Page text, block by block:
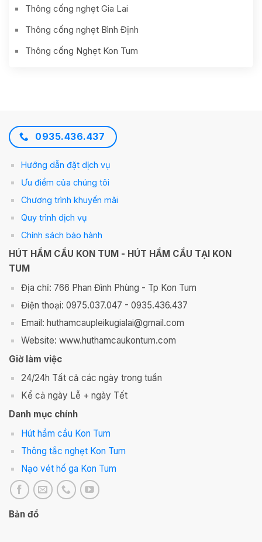
Thông cống nghẹt Gia Lai
Thông cống nghẹt Bình Định
Thông cống Nghẹt Kon Tum
0935.436.437
Hướng dẫn đặt dịch vụ
Ưu điểm của chúng tôi
Chương trình khuyến mãi
Quy trình dịch vụ
Chính sách bảo hành
HÚT HẦM CẦU KON TUM - HÚT HẦM CẦU TẠI KON
TUM
Địa chỉ: 766 Phan Đình Phùng - Tp Kon Tum
Điện thoại: 0975.037.047 - 0935.436.437
Email: huthamcaupleikugialai@gmail.com
Website: www.huthamcaukontum.com
Giờ làm việc
24/24h Tất cả các ngày trong tuần
Kể cả ngày Lễ + ngày Tết
Danh mục chính
Hút hầm cầu Kon Tum
Thông tắc nghẹt Kon Tum
Nạo vét hố ga Kon Tum
Bản đồ